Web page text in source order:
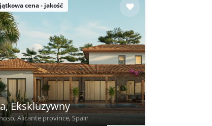
cena - jakość
Ekskluzywny
Alicante province, Spain